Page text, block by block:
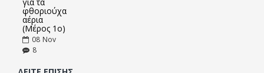
φθοριούχα
αέρια
(Μέρος 1ο)
08 Nov
8